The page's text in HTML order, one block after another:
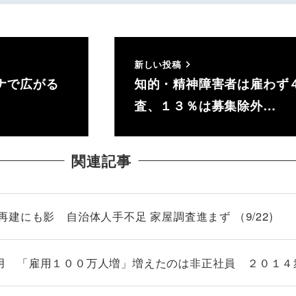
で広がる
新しい投稿
知的・精神障害者は雇わ
査、１３％は募集除外…
関連記事
建にも影 自治体人手不足 家屋調査進まず （9/22)
「雇用１００万人増」増えたのは非正社員 ２０１４